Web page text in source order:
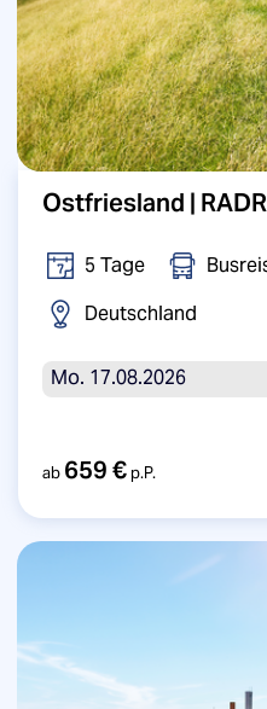
Ostfriesland |
5 Tage
Deutschland
Mo. 17.08.2026
ab 659 €p.P.